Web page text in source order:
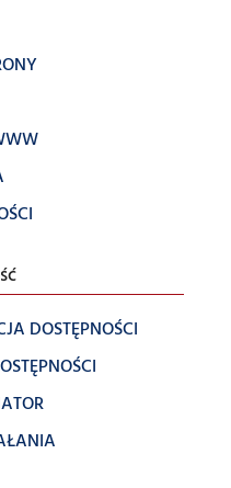
DOSTĘPNOŚCI